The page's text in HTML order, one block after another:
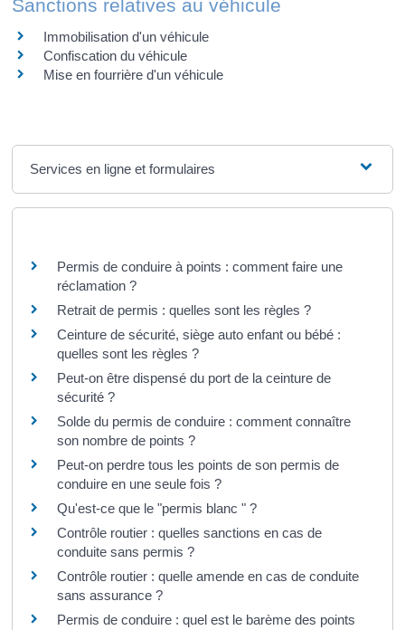
Sanctions relatives au véhicule
Immobilisation d'un véhicule
Confiscation du véhicule
Mise en fourrière d'un véhicule
Services en ligne et formulaires
Permis de conduire à points : comment faire une
réclamation ?
Retrait de permis : quelles sont les règles ?
Ceinture de sécurité, siège auto enfant ou bébé :
quelles sont les règles ?
Peut-on être dispensé du port de la ceinture de
sécurité ?
Solde du permis de conduire : comment connaître
son nombre de points ?
Peut-on perdre tous les points de son permis de
conduire en une seule fois ?
Qu'est-ce que le "permis blanc " ?
Contrôle routier : quelles sanctions en cas de
conduite sans permis ?
Contrôle routier : quelle amende en cas de conduite
sans assurance ?
Permis de conduire : quel est le barème des points